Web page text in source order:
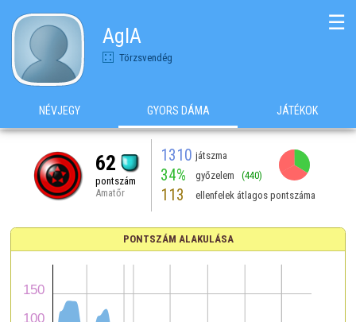
AgIA
Törzsvendég
☰
NÉVJEGY GYORS DÁMA JÁTÉKOK
62
pontszám
Amatőr
1310 játszma
34% győzelem (440)
113 ellenfelek átlagos pontszáma
PONTSZÁM ALAKULÁSA